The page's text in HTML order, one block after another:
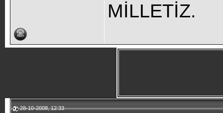
MİLLETİZ.
28-10-2008, 12:33